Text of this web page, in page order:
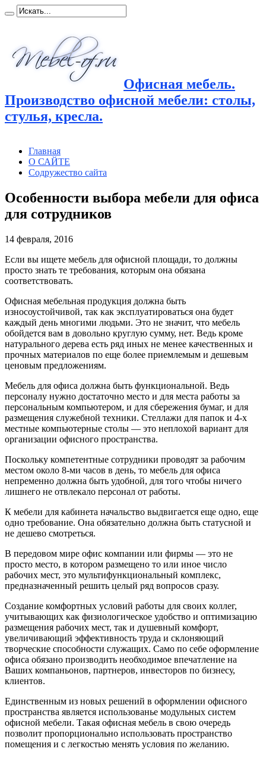
Офисная мебель.
Производство офисной мебели: столы,
стулья, кресла.
Главная
О САЙТЕ
Содружество сайта
Особенности выбора мебели для офиса
для сотрудников
14 февраля, 2016
Если вы ищете мебель для офисной площади, то должны
просто знать те требования, которым она обязана
соответствовать.
Офисная мебельная продукция должна быть
износоустойчивой, так как эксплуатироваться она будет
каждый день многими людьми. Это не значит, что мебель
обойдется вам в довольно круглую сумму, нет. Ведь кроме
натурального дерева есть ряд иных не менее качественных и
прочных материалов по еще более приемлемым и дешевым
ценовым предложениям.
Мебель для офиса должна быть функциональной. Ведь
персоналу нужно достаточно место и для места работы за
персональным компьютером, и для сбережения бумаг, и для
размещения служебной техники. Стеллажи для папок и 4-х
местные компьютерные столы — это неплохой вариант для
организации офисного пространства.
Поскольку компетентные сотрудники проводят за рабочим
местом около 8-ми часов в день, то мебель для офиса
непременно должна быть удобной, для того чтобы ничего
лишнего не отвлекало персонал от работы.
К мебели для кабинета начальство выдвигается еще одно, еще
одно требование. Она обязательно должна быть статусной и
не дешево смотреться.
В передовом мире офис компании или фирмы — это не
просто место, в котором размещено то или иное число
рабочих мест, это мультифункциональный комплекс,
предназначенный решить целый ряд вопросов сразу.
Создание комфортных условий работы для своих коллег,
учитывающих как физиологическое удобство и оптимизацию
размещения рабочих мест, так и душевный комфорт,
увеличивающий эффективность труда и склоняющий
творческие способности служащих. Само по себе оформление
офиса обязано производить необходимое впечатление на
Ваших компаньонов, партнеров, инвесторов по бизнесу,
клиентов.
Единственным из новых решений в оформлении офисного
пространства является использованье модульных систем
офисной мебели. Такая офисная мебель в свою очередь
позволит пропорционально использовать пространство
помещения и с легкостью менять условия по желанию.